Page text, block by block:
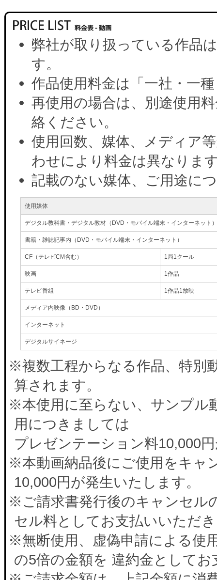
弊社が取り扱っている作品
す。
作品使用料金は「一社・一
再使用の場合は、別途使用
絡ください。
使用回数、媒体、メディア
わせにより料金は異なりま
記載のない媒体、ご用途に
使用媒体
デジタル教科書・デジタル教材（DVD・モバイル端末・インターネット）
書籍・雑誌記事内（DVD・モバイル端末・インターネット）
CF（テレビCM含む） 1局1クール
映画 1作品
テレビ番組 1作品1放映
メディア内映像（BD・DVD）
インターネット
デジタルサイネージ
※複数工程からなる作品、特別
算されます。
※本使用に至らない、サンプル
用につきましては
プレゼンテーション料10,000
※本動画納品後にご使用をキャ
10,000円が発生いたします。
※ご請求書発行後のキャンセル
セル料としてお支払いいただ
※無断使用、虚偽申請による使
の5倍の金額を 違約金として